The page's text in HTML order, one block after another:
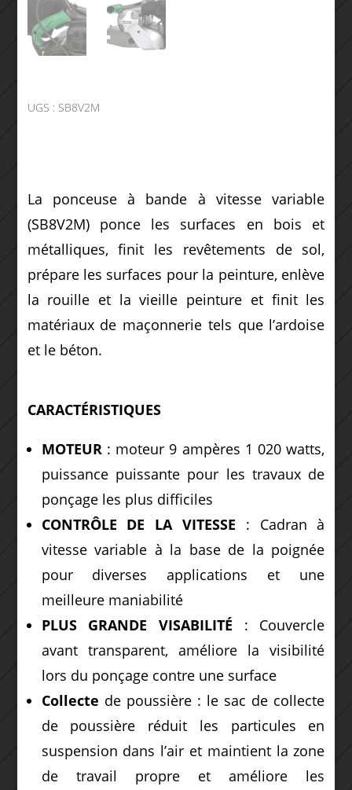
UGS : SB8V2M
La ponceuse à bande à vitesse variable
(SB8V2M) ponce les surfaces en bois et
métalliques, finit les revêtements de sol,
prépare les surfaces pour la peinture, enlève
la rouille et la vieille peinture et finit les
matériaux de maçonnerie tels que l’ardoise
et le béton.
CARACTÉRISTIQUES
MOTEUR : moteur 9 ampères 1 020 watts,
puissance puissante pour les travaux de
ponçage les plus difficiles
CONTRÔLE DE LA VITESSE : Cadran à
vitesse variable à la base de la poignée
pour diverses applications et une
meilleure maniabilité
PLUS GRANDE VISABILITÉ : Couvercle
avant transparent, améliore la visibilité
lors du ponçage contre une surface
Collecte de poussière : le sac de collecte
de poussière réduit les particules en
suspension dans l’air et maintient la zone
de travail propre et améliore les